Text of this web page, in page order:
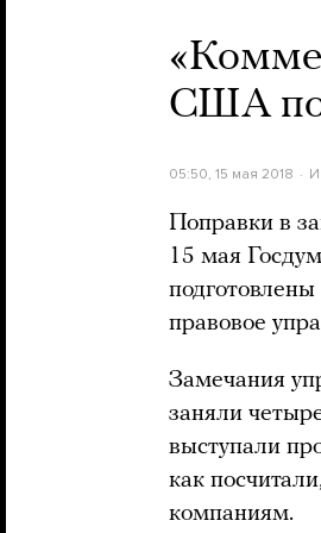
США
05:50, 15 мая 2018
Поправки в
15 мая
подготовлены
правовое
Замечания
заняли
выступали
как
компаниям.